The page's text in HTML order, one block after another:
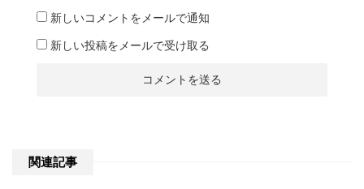
新しいコメントをメールで通知
新しい投稿をメールで受け取る
関連記事